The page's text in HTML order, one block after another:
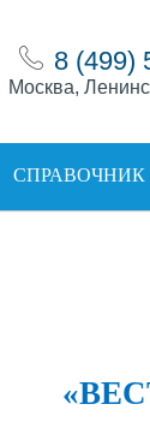
8 (499)
Москва,